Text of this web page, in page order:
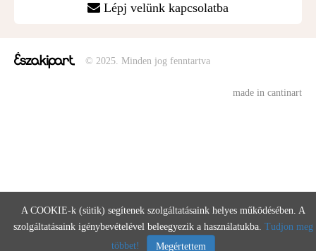
Lépj velünk kapcsolatba
© 2025. Minden jog fenntartva
made in cantinart
A COOKIE-k (sütik) segítenek szolgáltatásaink helyes működésében. A
szolgáltatásaink igénybevételével beleegyezik a használatukba. Tudjon meg
többet!
Megértettem